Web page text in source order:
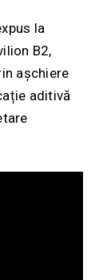
la
B2,
așchiere
aditivă